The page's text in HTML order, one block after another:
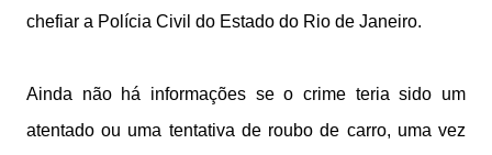
chefiar a Polícia Civil do Estado do Rio de Janeiro.
Ainda não há informações se o crime teria sido um
atentado ou uma tentativa de roubo de carro, uma vez